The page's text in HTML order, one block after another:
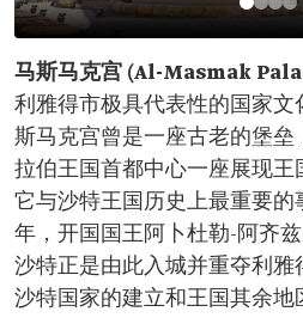
马斯马克宫 (Al-Masmak
利雅得市极具代表性的国家文
斯马克宫曾是一座古老的堡垒
拉伯王国首都中心一座展现王
它与沙特王国历史上最重要的
年，开国国王阿卜杜勒-阿齐兹
沙特正是由此入城并重夺利
沙特国家的建立和王国其余地